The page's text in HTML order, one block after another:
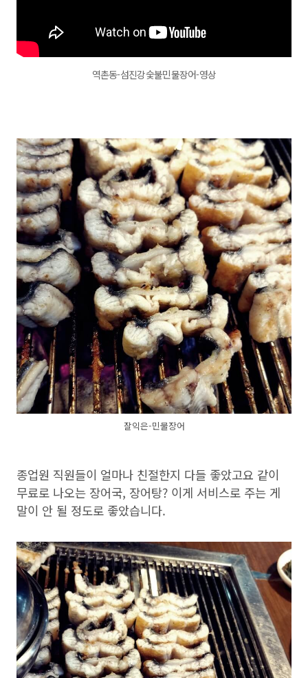
역촌동-섬진강숯불민물장어-영상
잘익은-민물장어
종업원 직원들이 얼마나 친절한지 다들 좋았고요 같이
무료로 나오는 장어국, 장어탕? 이게 서비스로 주는 게
말이 안 될 정도로 좋았습니다.